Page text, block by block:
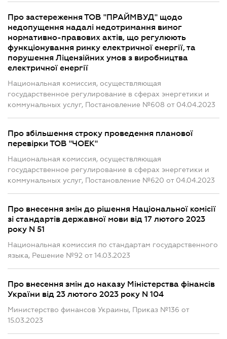
Про застереження ТОВ "ПРАЙМВУД" щодо
недопущення надалі недотримання вимог
нормативно-правових актів, що регулюють
функціонування ринку електричної енергії, та
порушення Ліцензійних умов з виробництва
електричної енергії
Национальная комиссия, осуществляющая
государственное регулирование в сферах энергетики и
коммунальных услуг, Постановление №608 от 04.04.2023
Про збільшення строку проведення планової
перевірки ТОВ "ЧОЕК"
Национальная комиссия, осуществляющая
государственное регулирование в сферах энергетики и
коммунальных услуг, Постановление №620 от 04.04.2023
Про внесення змін до рішення Національної комісії
зі стандартів державної мови від 17 лютого 2023
року N 51
Национальная комиссия по стандартам государственного
языка, Решение №92 от 14.03.2023
Про внесення змін до наказу Міністерства фінансів
України від 23 лютого 2023 року N 104
Министерство финансов Украины, Приказ №136 от
15.03.2023